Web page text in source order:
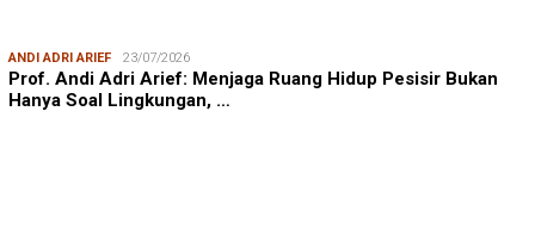
ANDI ADRI ARIEF 23/07/2026
Prof. Andi Adri Arief: Menjaga Ruang Hidup Pesisir Bukan
Hanya Soal Lingkungan, …